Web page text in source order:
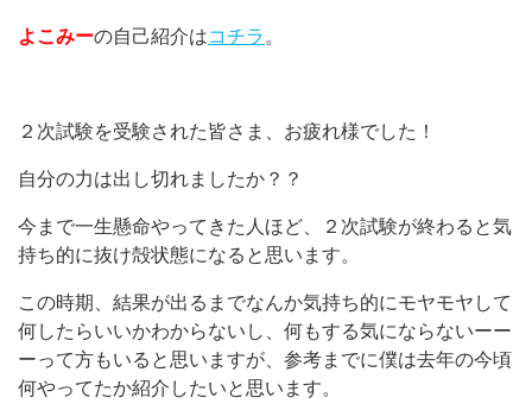
よこみーの自己紹介はコチラ 。
２次試験を受験された皆さま、お疲れ様でした！
自分の力は出し切れましたか？？
今まで一生懸命やってきた人ほど、２次試験が終わると気
持ち的に抜け殻状態になると思います。
この時期、結果が出るまでなんか気持ち的にモヤモヤして
何したらいいかわからないし、何もする気にならないーー
ーって方もいると思いますが、参考までに僕は去年の今頃
何やってたか紹介したいと思います。